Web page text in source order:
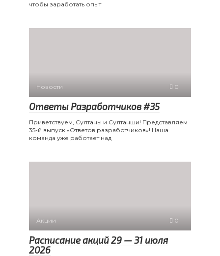
чтобы заработать опыт
Новости 0
Ответы Разработчиков #35
Приветствуем, Султаны и Султанши! Представляем
35-й выпуск «Ответов разработчиков»! Наша
команда уже работает над
Акции 0
Расписание акций 29 — 31 июля
2026